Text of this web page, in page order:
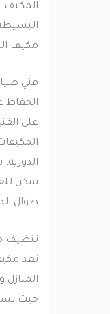
المكيف.
البسيطة
مكيف
فني صيانة
الحفاظ على
على
المكيفات
الدورية.
يمكن
طوال
تنظيف
تعد مكيفات
المنازل
حيث تساعد